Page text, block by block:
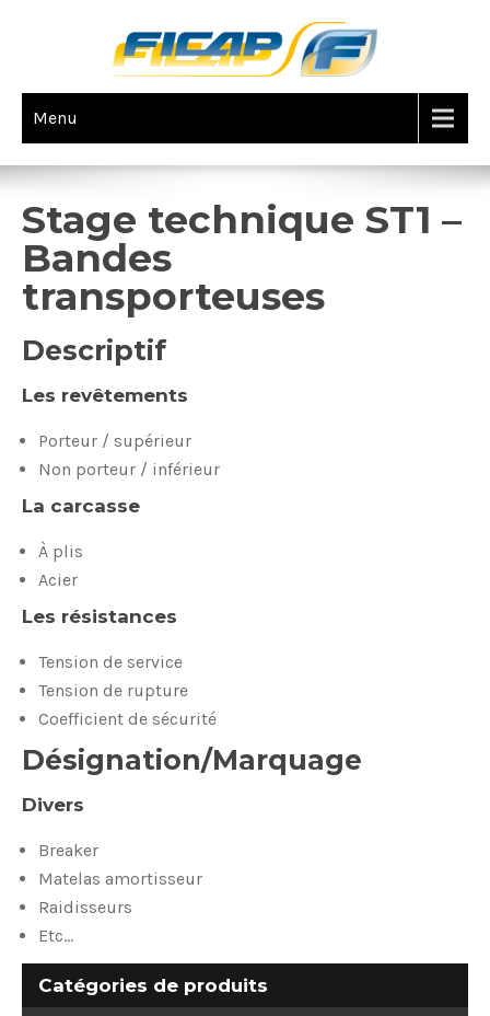
Menu
Stage technique ST1 –
Bandes
transporteuses
Descriptif
Les revêtements
Porteur / supérieur
Non porteur / inférieur
La carcasse
À plis
Acier
Les résistances
Tension de service
Tension de rupture
Coefficient de sécurité
Désignation/Marquage
Divers
Breaker
Matelas amortisseur
Raidisseurs
Etc…
Catégories de produits